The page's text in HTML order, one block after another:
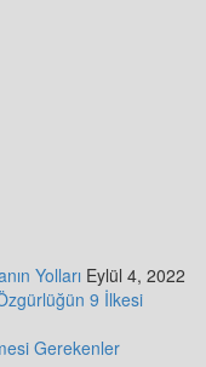
Yolları Eylül 4, 2022
9 İlkesi
Gerekenler